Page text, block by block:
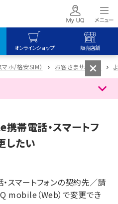
オンラインショップ 販売店舗
ホ/格安SIM） お客さまサポート
帯電話・スマートフ
したい
スマートフォンの契約先／請
mobile（Web）で変更でき